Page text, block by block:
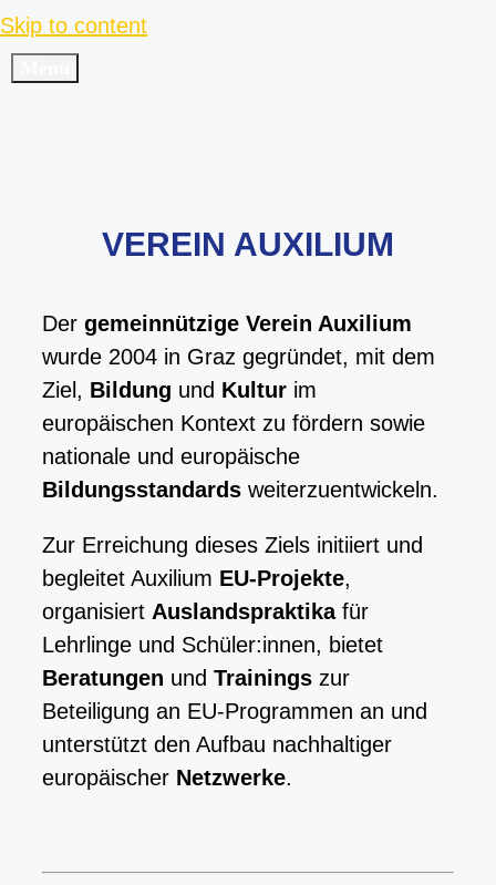
Skip to content
VEREIN AUXILIUM
Der gemeinnützige Verein Auxilium
wurde 2004 in Graz gegründet, mit dem
Ziel, Bildung und Kultur im
europäischen Kontext zu fördern sowie
nationale und europäische
Bildungsstandards weiterzuentwickeln.
Zur Erreichung dieses Ziels initiiert und
begleitet Auxilium EU-Projekte,
organisiert Auslandspraktikafür
Lehrlinge und Schüler:innen, bietet
Beratungen und Trainings zur
Beteiligung an EU-Programmen an und
unterstützt den Aufbau nachhaltiger
europäischer Netzwerke.